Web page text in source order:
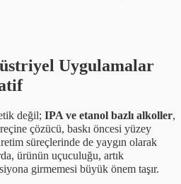
Uygulamalar
değil; IPA ve etanol bazlı alkoller,
çözücü, baskı öncesi yüzey
süreçlerinde de yaygın olarak
ürünün uçuculuğu, artık
girmemesi büyük önem taşır.